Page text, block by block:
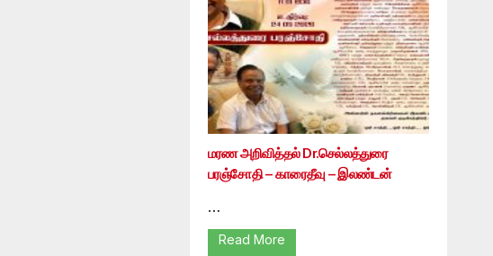
மரண அறிவித்தல் Dr.செல்லத்துரை
பரஞ்சோதி – காரைதீவு – இலண்டன்
…
Read More